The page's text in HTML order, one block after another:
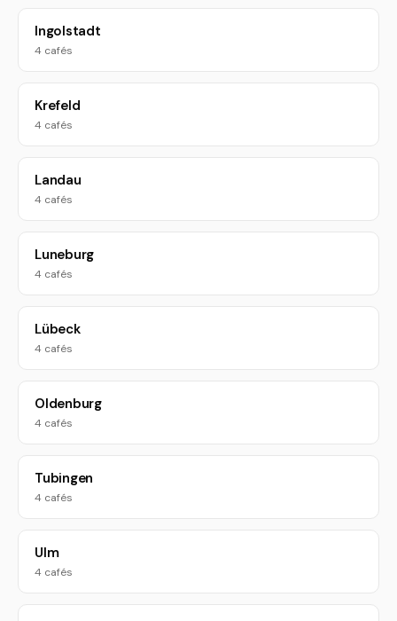
Ingolstadt
4 cafés
Krefeld
4 cafés
Landau
4 cafés
Luneburg
4 cafés
Lübeck
4 cafés
Oldenburg
4 cafés
Tubingen
4 cafés
Ulm
4 cafés